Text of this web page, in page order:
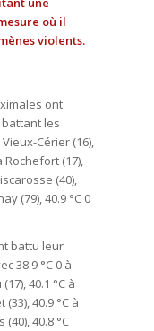
où il
violents.
ont
les
Cérier (16),
Rochefort (17),
(40),
(79), 40.9 °C 0
battu leur
38.9 °C 0 à
40.1 °C à
40.9 °C à
(40), 40.8 °C